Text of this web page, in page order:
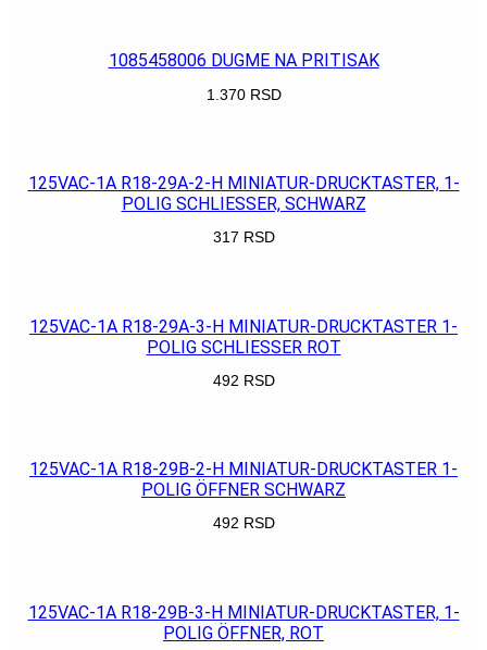
1085458006 DUGME NA PRITISAK
1.370 RSD
125VAC-1A R18-29A-2-H MINIATUR-DRUCKTASTER, 1-
POLIG SCHLIESSER, SCHWARZ
317 RSD
125VAC-1A R18-29A-3-H MINIATUR-DRUCKTASTER 1-
POLIG SCHLIESSER ROT
492 RSD
125VAC-1A R18-29B-2-H MINIATUR-DRUCKTASTER 1-
POLIG ÖFFNER SCHWARZ
492 RSD
125VAC-1A R18-29B-3-H MINIATUR-DRUCKTASTER, 1-
POLIG ÖFFNER, ROT